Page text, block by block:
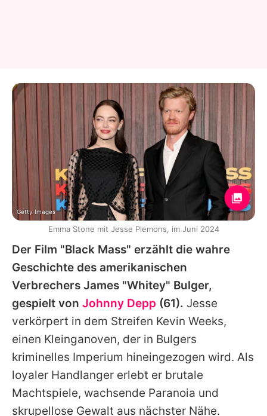
Der Film "Black Mass" erzählt die wahre
Geschichte des amerikanischen
Verbrechers James "Whitey" Bulger,
gespielt von Johnny Depp (61). Jesse
verkörpert in dem Streifen Kevin Weeks,
einen Kleinganoven, der in Bulgers
kriminelles Imperium hineingezogen wird. Als
loyaler Handlanger erlebt er brutale
Machtspiele, wachsende Paranoia und
skrupellose Gewalt aus nächster Nähe.
Getty Images
Emma Stone mit Jesse Plemons, im Juni 2024